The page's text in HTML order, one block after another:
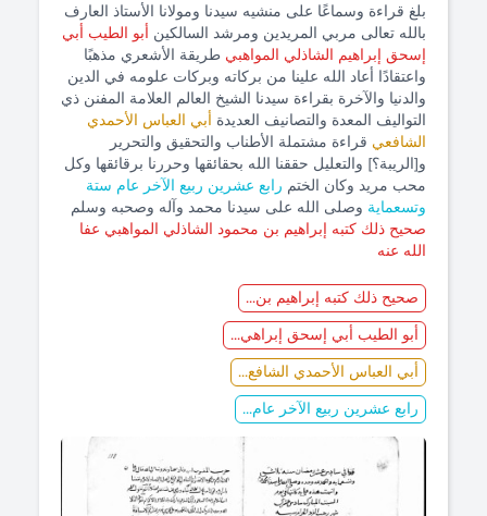
بلغ قراءة وسماعًا على منشيه سيدنا ومولانا الأستاذ العارف
بالله تعالى مربي المريدين ومرشد السالكين أبو الطيب أبي
إسحق إبراهيم الشاذلي المواهبي طريقة الأشعري مذهبًا
واعتقادًا أعاد الله علينا من بركاته وبركات علومه في الدين
والدنيا والآخرة بقراءة سيدنا الشيخ العالم العلامة المفنن ذي
التواليف المعدة والتصانيف العديدة أبي العباس الأحمدي
الشافعي قراءة مشتملة الأطناب والتحقيق والتحرير
و[الريبة؟] والتعليل حققنا الله بحقائقها وحررنا برقائقها وكل
محب مريد وكان الختم رابع عشرين ربيع الآخر عام ستة
وتسعماية وصلى الله على سيدنا محمد وآله وصحبه وسلم
صحيح ذلك كتبه إبراهيم بن محمود الشاذلي المواهبي عفا
الله عنه
صحيح ذلك كتبه إبراهيم بن...
أبو الطيب أبي إسحق إبراهي...
أبي العباس الأحمدي الشافع...
رابع عشرين ربيع الآخر عام...